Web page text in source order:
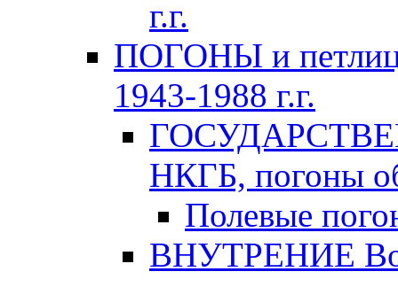
г.г.
ПОГОНЫ и
1943-1988 г.г.
НКГБ, погоны
Полевые
ВНУТРЕНИЕ